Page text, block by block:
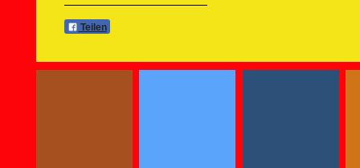
Teilen